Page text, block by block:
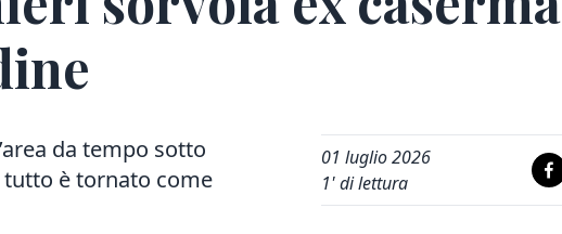
da tempo sotto
tutto è tornato come
01 luglio 2026
1' di lettura